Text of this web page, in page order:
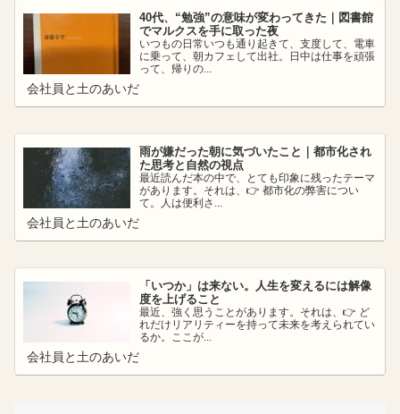
40代、“勉強”の意味が変わってきた｜図書館
でマルクスを手に取った夜
いつもの日常いつも通り起きて、支度して、電車
に乗って、朝カフェして出社。日中は仕事を頑張
って、帰りの...
会社員と土のあいだ
雨が嫌だった朝に気づいたこと｜都市化され
た思考と自然の視点
最近読んだ本の中で、とても印象に残ったテーマ
があります。それは、👉 都市化の弊害につい
て。人は便利さ...
会社員と土のあいだ
「いつか」は来ない。人生を変えるには解像
度を上げること
最近、強く思うことがあります。それは、👉 ど
れだけリアリティーを持って未来を考えられてい
るか。ここが...
会社員と土のあいだ